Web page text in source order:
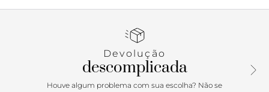
lateral com o nome da marca.
Porque Apostar: Inspirado nos clássicos esportivos, o tênis
um toque glam do tecido brilhoso, perfeito para arrematar
aquele lookinho bem urbano estiloso. Confortável e cheio
de personalidade, o tênis ainda conta um solado flatform
Devolução
descomplicada
Houve algum problema com sua escolha? Não se